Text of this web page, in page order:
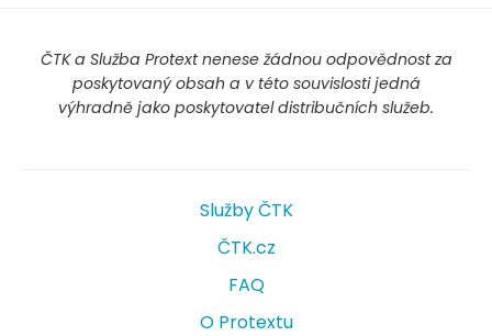
ČTK a Služba Protext nenese žádnou odpovědnost za
poskytovaný obsah a v této souvislosti jedná
výhradně jako poskytovatel distribučních služeb.
Služby ČTK
ČTK.cz
FAQ
O Protextu